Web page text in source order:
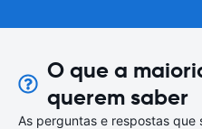
O que a
querem saber
As perguntas e respostas que